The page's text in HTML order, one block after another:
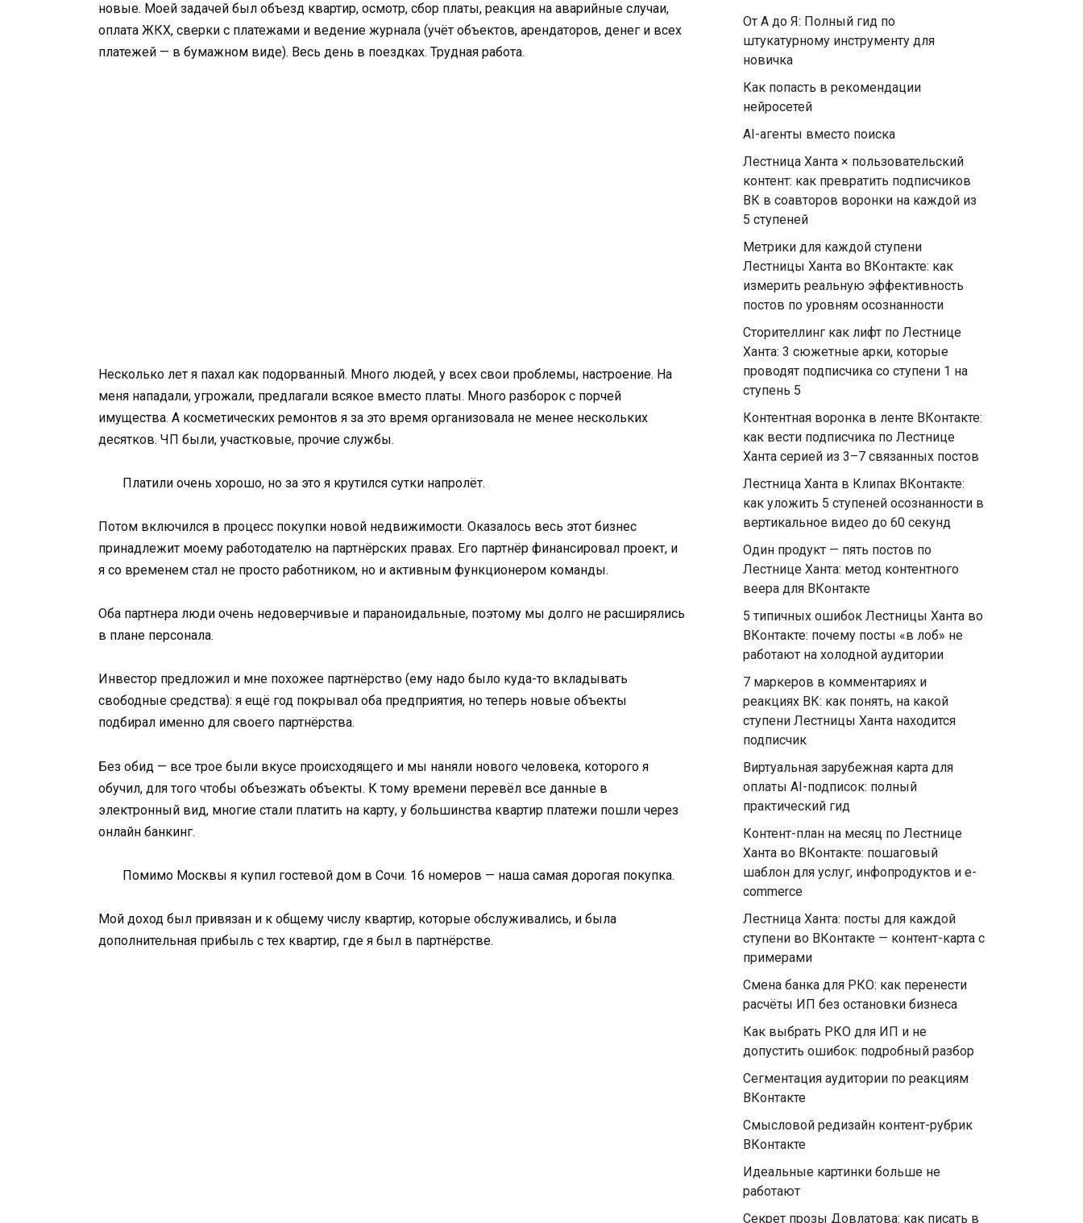
новые. Моей задачей был объезд квартир, осмотр, сбор платы, реакция на аварийные случаи,
оплата ЖКХ, сверки с платежами и ведение журнала (учёт объектов, арендаторов, денег и всех
платежей — в бумажном виде). Весь день в поездках. Трудная работа.
Несколько лет я пахал как подорванный. Много людей, у всех свои проблемы, настроение. На
меня нападали, угрожали, предлагали всякое вместо платы. Много разборок с порчей
имущества. А косметических ремонтов я за это время организовала не менее нескольких
десятков. ЧП были, участковые, прочие службы.
Платили очень хорошо, но за это я крутился сутки напролёт.
Потом включился в процесс покупки новой недвижимости. Оказалось весь этот бизнес
принадлежит моему работодателю на партнёрских правах. Его партнёр финансировал проект, и
я со временем стал не просто работником, но и активным функционером команды.
Оба партнера люди очень недоверчивые и параноидальные, поэтому мы долго не расширялись
в плане персонала.
Инвестор предложил и мне похожее партнёрство (ему надо было куда-то вкладывать
свободные средства): я ещё год покрывал оба предприятия, но теперь новые объекты
подбирал именно для своего партнёрства.
Без обид — все трое были вкусе происходящего и мы наняли нового человека, которого я
обучил, для того чтобы объезжать объекты. К тому времени перевёл все данные в
электронный вид, многие стали платить на карту, у большинства квартир платежи пошли через
онлайн банкинг.
Помимо Москвы я купил гостевой дом в Сочи. 16 номеров — наша самая дорогая покупка.
Мой доход был привязан и к общему числу квартир, которые обслуживались, и была
дополнительная прибыль с тех квартир, где я был в партнёрстве.
От А до Я: Полный гид по
штукатурному инструменту для
новичка
Как попасть в рекомендации
нейросетей
AI-агенты вместо поиска
Лестница Ханта × пользовательский
контент: как превратить подписчиков
ВК в соавторов воронки на каждой из
5 ступеней
Метрики для каждой ступени
Лестницы Ханта во ВКонтакте: как
измерить реальную эффективность
постов по уровням осознанности
Сторителлинг как лифт по Лестнице
Ханта: 3 сюжетные арки, которые
проводят подписчика со ступени 1 на
ступень 5
Контентная воронка в ленте ВКонтакте:
как вести подписчика по Лестнице
Ханта серией из 3–7 связанных постов
Лестница Ханта в Клипах ВКонтакте:
как уложить 5 ступеней осознанности в
вертикальное видео до 60 секунд
Один продукт — пять постов по
Лестнице Ханта: метод контентного
веера для ВКонтакте
5 типичных ошибок Лестницы Ханта во
ВКонтакте: почему посты «в лоб» не
работают на холодной аудитории
7 маркеров в комментариях и
реакциях ВК: как понять, на какой
ступени Лестницы Ханта находится
подписчик
Виртуальная зарубежная карта для
оплаты AI-подписок: полный
практический гид
Контент-план на месяц по Лестнице
Ханта во ВКонтакте: пошаговый
шаблон для услуг, инфопродуктов и e-
commerce
Лестница Ханта: посты для каждой
ступени во ВКонтакте — контент-карта с
примерами
Смена банка для РКО: как перенести
расчёты ИП без остановки бизнеса
Как выбрать РКО для ИП и не
допустить ошибок: подробный разбор
Сегментация аудитории по реакциям
ВКонтакте
Смысловой редизайн контент-рубрик
ВКонтакте
Идеальные картинки больше не
работают
Секрет прозы Довлатова: как писать в